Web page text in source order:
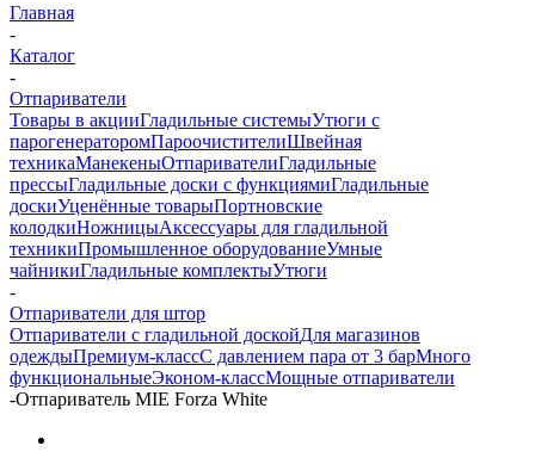
Главная
-
Каталог
-
Отпариватели
Товары в акцииГладильные системыУтюги с
парогенераторомПароочистителиШвейная
техникаМанекеныОтпаривателиГладильные
прессыГладильные доски с функциямиГладильные
доскиУценённые товарыПортновские
колодкиНожницыАксессуары для гладильной
техникиПромышленное оборудованиеУмные
чайникиГладильные комплектыУтюги
-
Отпариватели для штор
Отпариватели с гладильной доскойДля магазинов
одеждыПремиум-классС давлением пара от 3 барМного
функциональныеЭконом-классМощные отпариватели
-Отпариватель MIE Forza White